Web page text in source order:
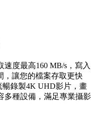
速度最高160 MB/s，寫入
，讓您的檔案存取更快
錄製4K UHD影片，畫
多種設備，滿足專業攝影